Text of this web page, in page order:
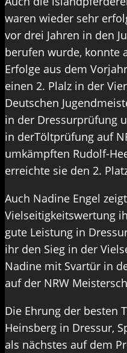
waren wieder sehr
vor drei Jahren in den
berufen wurde, konnte
Erfolge aus dem
einen 2. Plalz in der
Deutschen
in der Dressurprüfung
in derTöltprüfung auf
umkämpften Rudolf-
erreichte sie den 2.
Auch Nadine Engel
Vielseitigkeitswertung
gute Leistung in
ihr den Sieg in der
Nadine mit Svartür in
auf der NRW
Die Ehrung der besten
Heinsberg in Dressur,
als nächstes auf dem